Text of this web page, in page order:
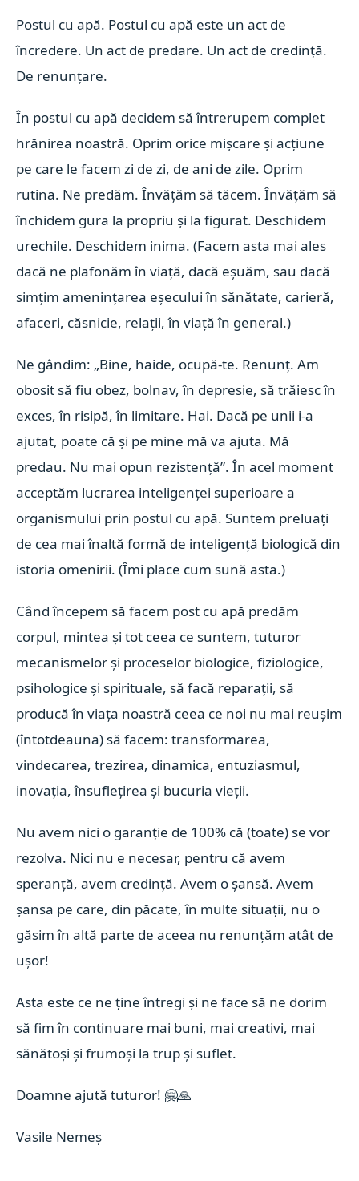
Postul cu apă. Postul cu apă este un act de
încredere. Un act de predare. Un act de credință.
De renunțare.
În postul cu apă decidem să întrerupem complet
hrănirea noastră. Oprim orice mișcare și acțiune
pe care le facem zi de zi, de ani de zile. Oprim
rutina. Ne predăm. Învățăm să tăcem. Învățăm să
închidem gura la propriu și la figurat. Deschidem
urechile. Deschidem inima. (Facem asta mai ales
dacă ne plafonăm în viață, dacă eșuăm, sau dacă
simțim amenințarea eșecului în sănătate, carieră,
afaceri, căsnicie, relații, în viață în general.)
Ne gândim: „Bine, haide, ocupă-te. Renunț. Am
obosit să fiu obez, bolnav, în depresie, să trăiesc în
exces, în risipă, în limitare. Hai. Dacă pe unii i-a
ajutat, poate că și pe mine mă va ajuta. Mă
predau. Nu mai opun rezistență”. În acel moment
acceptăm lucrarea inteligenței superioare a
organismului prin postul cu apă. Suntem preluați
de cea mai înaltă formă de inteligență biologică din
istoria omenirii. (Îmi place cum sună asta.)
Când începem să facem post cu apă predăm
corpul, mintea și tot ceea ce suntem, tuturor
mecanismelor și proceselor biologice, fiziologice,
psihologice și spirituale, să facă reparații, să
producă în viața noastră ceea ce noi nu mai reușim
(întotdeauna) să facem: transformarea,
vindecarea, trezirea, dinamica, entuziasmul,
inovația, însuflețirea și bucuria vieții.
Nu avem nici o garanție de 100% că (toate) se vor
rezolva. Nici nu e necesar, pentru că avem
speranță, avem credință. Avem o șansă. Avem
șansa pe care, din păcate, în multe situații, nu o
găsim în altă parte de aceea nu renunțăm atât de
ușor!
Asta este ce ne ține întregi și ne face să ne dorim
să fim în continuare mai buni, mai creativi, mai
sănătoși și frumoși la trup și suflet.
Doamne ajută tuturor! 🤗🙏
Vasile Nemeș